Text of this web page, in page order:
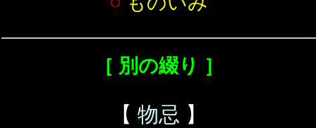
［ 別の綴り ］
【 物忌 】